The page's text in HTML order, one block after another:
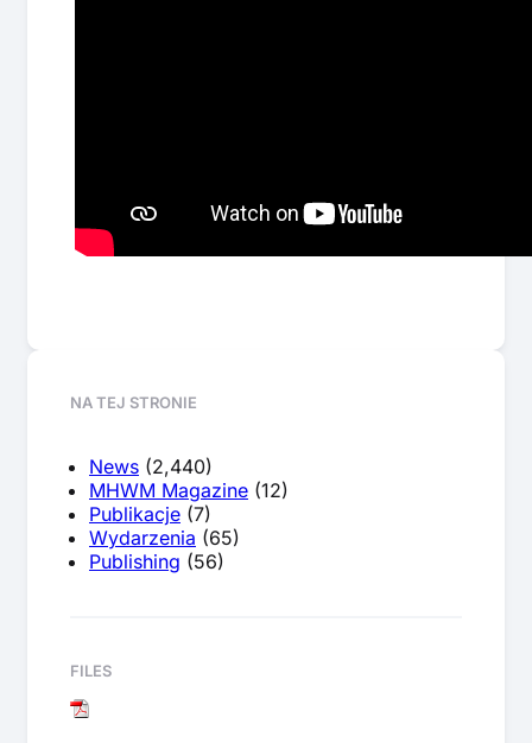
NA TEJ STRONIE
News (2,440)
MHWM Magazine (12)
Publikacje (7)
Wydarzenia (65)
Publishing (56)
FILES